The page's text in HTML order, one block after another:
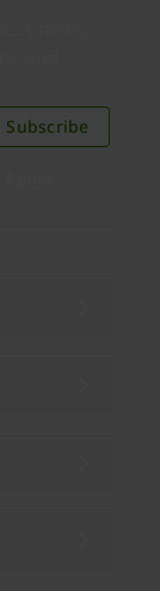
Subscribe